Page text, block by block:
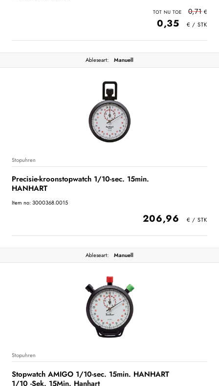
0,71
0,35
Ableseart: Manuell
Stopuhren
Precisie-kroonstopwatch 1/10-sec. 15min.
HANHART
Item no: 3000368.0015
206,96
Ableseart: Manuell
Stopuhren
Stopwatch AMIGO 1/10-sec. 15min. HANHART
1/10 -Sek. 15Min. Hanhart